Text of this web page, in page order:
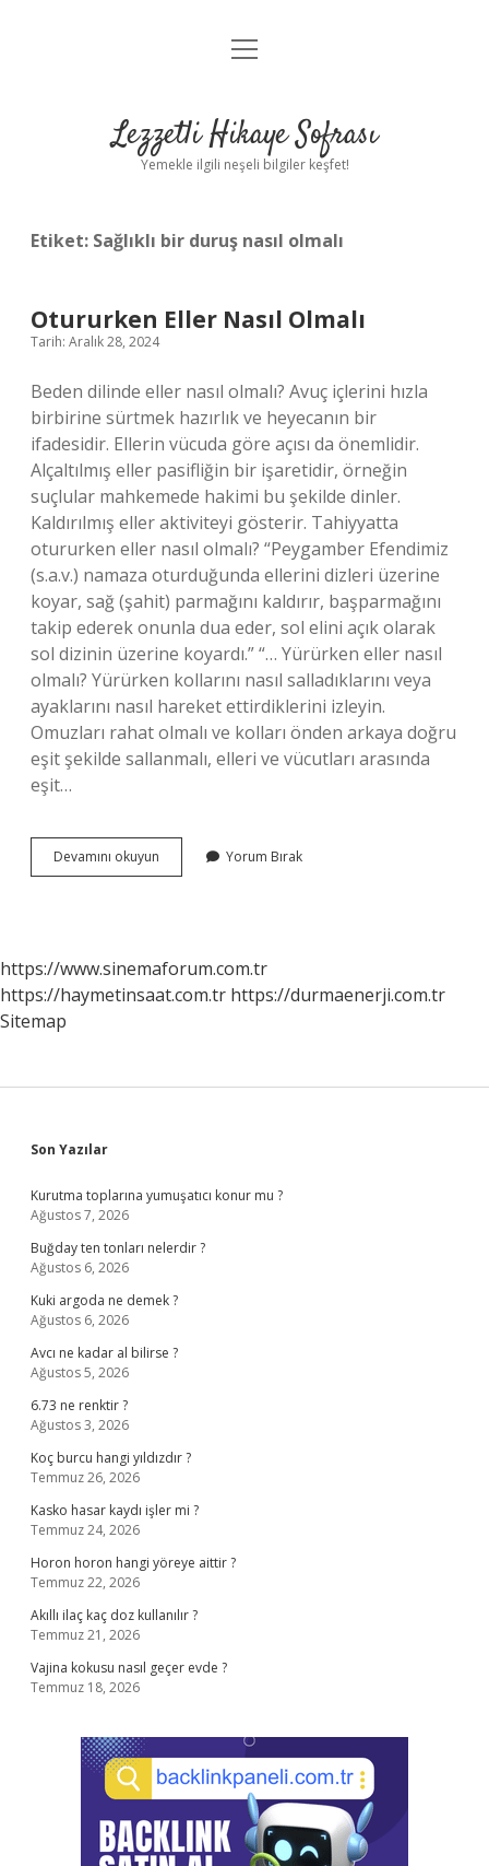
Anasayfa
Yasal Uyarı
menüyü
Lezzetli Hikaye Sofrası
Yemekle ilgili neşeli bilgiler keşfet!
Etiket: Sağlıklı bir duruş nasıl olmalı
Otururken Eller Nasıl Olmalı
Tarih: Aralık 28, 2024
Beden dilinde eller nasıl olmalı? Avuç içlerini hızla
birbirine sürtmek hazırlık ve heyecanın bir
ifadesidir. Ellerin vücuda göre açısı da önemlidir.
Alçaltılmış eller pasifliğin bir işaretidir, örneğin
suçlular mahkemede hakimi bu şekilde dinler.
Kaldırılmış eller aktiviteyi gösterir. Tahiyyatta
otururken eller nasıl olmalı? “Peygamber Efendimiz
(s.a.v.) namaza oturduğunda ellerini dizleri üzerine
koyar, sağ (şahit) parmağını kaldırır, başparmağını
takip ederek onunla dua eder, sol elini açık olarak
sol dizinin üzerine koyardı.” “… Yürürken eller nasıl
olmalı? Yürürken kollarını nasıl salladıklarını veya
ayaklarını nasıl hareket ettirdiklerini izleyin.
Omuzları rahat olmalı ve kolları önden arkaya doğru
eşit şekilde sallanmalı, elleri ve vücutları arasında
eşit…
Devamını okuyun Otururken
Eller
Yorum Bırak
https://www.sinemaforum.com.tr
https://haymetinsaat.com.tr https://durmaenerji.com.tr
Sitemap
Sidebar
Son Yazılar
Kurutma toplarına yumuşatıcı konur mu ?
Ağustos 7, 2026
Buğday ten tonları nelerdir ?
Ağustos 6, 2026
Kuki argoda ne demek ?
Ağustos 6, 2026
Avcı ne kadar al bilirse ?
Ağustos 5, 2026
6.73 ne renktir ?
Ağustos 3, 2026
Koç burcu hangi yıldızdır ?
Temmuz 26, 2026
Kasko hasar kaydı işler mi ?
Temmuz 24, 2026
Horon horon hangi yöreye aittir ?
Temmuz 22, 2026
Akıllı ilaç kaç doz kullanılır ?
Temmuz 21, 2026
Vajina kokusu nasıl geçer evde ?
Temmuz 18, 2026